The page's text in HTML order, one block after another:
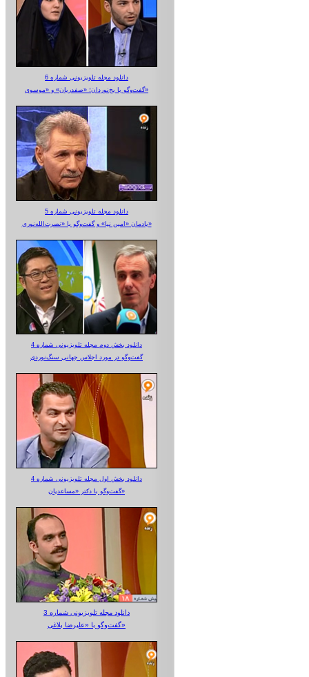
دانلود مجله تلویزیونی شماره 6
گفت‌وگو با یخ‌نوردان؛ «صفدریان» و «موسوی»
دانلود مجله تلویزیونی شماره 5
یادمان «امین نیا» و گفت‌وگو با «نصرت‌الله‌نوری»
دانلود بخش دوم مجله تلویزیونی شماره 4
گفت‌وگو در مورد اجلاس جهانی سنگ‌نوردی
دانلود بخش اول مجله تلویزیونی شماره 4
گفت‌وگو با دکتر «مساعدیان»
دانلود مجله تلویزیونی شماره 3
گفت‌وگو با «علیرضا بلاغی»